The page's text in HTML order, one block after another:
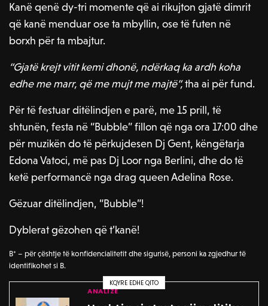
Kanë qenë dy-tri momente që ai rikujton gjatë dimrit
që kanë menduar ose ta mbyllin, ose të futen në
borxh për ta mbajtur.
“Gjatë krejt vitit kemi dhonë, ndërkaq ka ardh koha
edhe me marr, që me mujt me majtë”,tha ai për fund.
Për të festuar ditëlindjen e parë, me 15 prill, të
shtunën, festa në “Bubble” fillon që nga ora 17:00 dhe
për muzikën do të përkujdesen Dj Gent, këngëtarja
Edona Vatoci, më pas Dj Loor nga Berlini, dhe do të
ketë performancë nga drag queen Adelina Rose.
Gëzuar ditëlindjen, “Bubble”!
Dyblerat gëzohen që t’kanë!
B* – për çështje të konfidencialitetit dhe sigurisë, personi ka zgjedhur të
identifikohet si B.
KQYRE EDHE QITO
ANALIZË